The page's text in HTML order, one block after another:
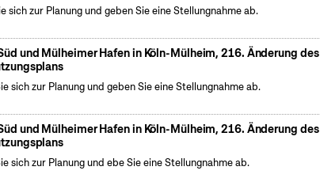
sich zur Planung und geben Sie eine Stellungnahme ab.
und Mülheimer Hafen in Köln-Mülheim, 216. Änderung des
sich zur Planung und geben Sie eine Stellungnahme ab.
und Mülheimer Hafen in Köln-Mülheim, 216. Änderung des
sich zur Planung und ebe Sie eine Stellungnahme ab.